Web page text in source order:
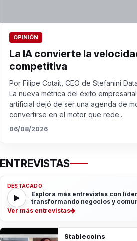
OPINIÓN
La IA convierte la
competitiva
Por Filipe Cotait, CEO de Stefanini
La nueva métrica del éxito
artificial dejó de ser una agenda de
convertirse en el motor que rede...
06/08/2026
ENTREVISTAS
DESTACADO
Explora más entrevistas con
transformando negocios y
Ver más entrevistas
Stablecoins